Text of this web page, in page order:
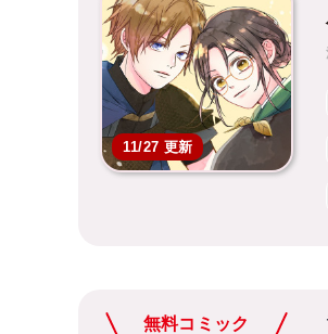
11/27 更新
無料コミック